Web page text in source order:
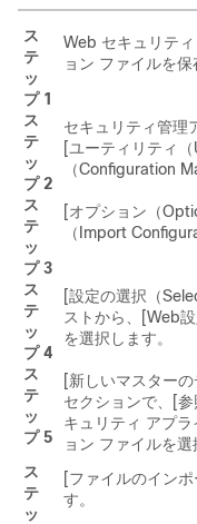
ス
テ
ッ
プ 1
Web セキュリテ
ョン ファイルを保
ス
テ
ッ
プ 2
セキュリティ管理
[ユーティリティ
（Configuration
ス
テ
ッ
プ 3
[オプション（
（Import
ス
テ
ッ
プ 4
[設定の選択（
ストから、[Web
を選択します。
ス
テ
ッ
プ 5
[新しいマスター
セクションで、[
キュリティ アプ
ョン ファイルを選
ス
テ
ッ
[ファイルのイン
す。